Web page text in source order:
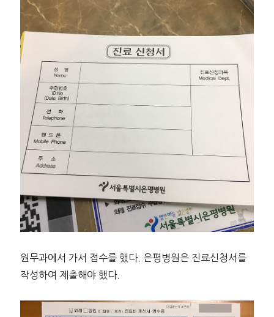
원무과에서 가서 접수를 했다. 은평병원은 진료신청서를
작성하여 제출해야 했다.